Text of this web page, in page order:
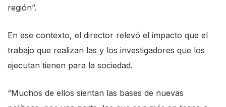
región”.
En ese contexto, el director relevó el impacto que el
trabajo que realizan las y los investigadores que los
ejecutan tienen para la sociedad.
“Muchos de ellos sientan las bases de nuevas